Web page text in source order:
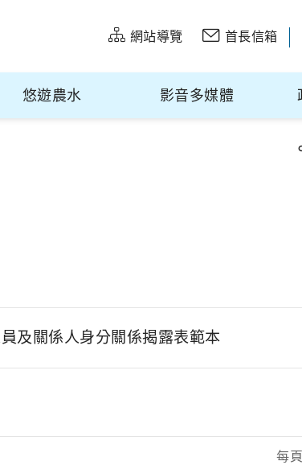
網站導覽 首長信箱
悠遊農水 影音多媒體
及關係人身分關係揭露表範本
每